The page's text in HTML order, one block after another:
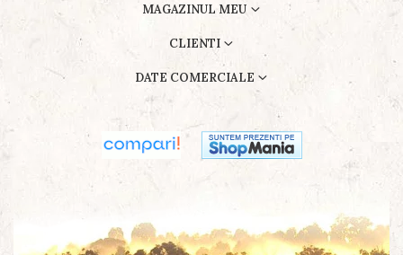
MAGAZINUL MEU
CLIENTI
DATE COMERCIALE